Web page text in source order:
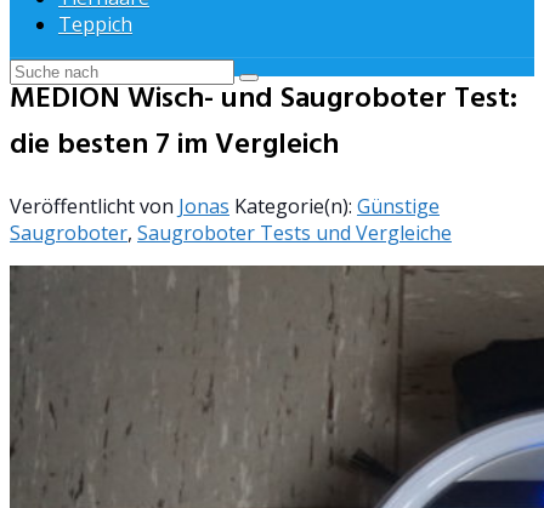
Teppich
MEDION Wisch- und Saugroboter Test:
die besten 7 im Vergleich
Veröffentlicht von Jonas Kategorie(n): Günstige
Saugroboter, Saugroboter Tests und Vergleiche